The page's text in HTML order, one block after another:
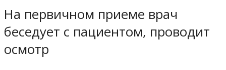
На первичном приеме врач
беседует с пациентом, проводит
осмотр